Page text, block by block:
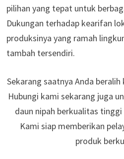
pilihan yang tepat untuk
Dukungan terhadap kearifan
produksinya yang ramah
tambah tersendiri.
Sekarang saatnya Anda
Hubungi kami sekarang juga
daun nipah berkualitas
Kami siap memberikan
produk